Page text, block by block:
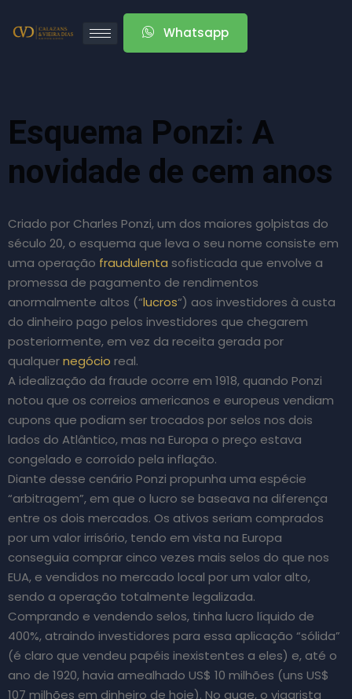
Whatsapp
Esquema Ponzi: A
novidade de cem anos
Criado por Charles Ponzi, um dos maiores golpistas do
século 20, o esquema que leva o seu nome consiste em
uma operação fraudulenta sofisticada que envolve a
promessa de pagamento de rendimentos
anormalmente altos (“lucros“) aos investidores à custa
do dinheiro pago pelos investidores que chegarem
posteriormente, em vez da receita gerada por
qualquernegócio real.
A idealização da fraude ocorre em 1918, quando Ponzi
notou que os correios americanos e europeus vendiam
cupons que podiam ser trocados por selos nos dois
lados do Atlântico, mas na Europa o preço estava
congelado e corroído pela inflação.
Diante desse cenário Ponzi propunha uma espécie
“arbitragem”, em que o lucro se baseava na diferença
entre os dois mercados. Os ativos seriam comprados
por um valor irrisório, tendo em vista na Europa
conseguia comprar cinco vezes mais selos do que nos
EUA, e vendidos no mercado local por um valor alto,
sendo a operação totalmente legalizada.
Comprando e vendendo selos, tinha lucro líquido de
400%, atraindo investidores para essa aplicação “sólida”
(é claro que vendeu papéis inexistentes a eles) e, até o
ano de 1920, havia amealhado US$ 10 milhões (uns US$
107 milhões em dinheiro de hoje). No auge, o vigarista